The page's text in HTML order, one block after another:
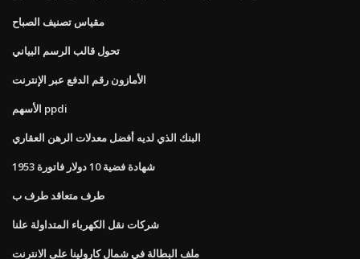
مقياس تصنيف الصباح
تحول قالب الرسم البياني
الأمازون رقم الدفع عبر الإنترنت
الأسهم ppdi
البنك الذي لديه أفضل معدلات الرهن العقاري
شهادة فضية 10 دولار فاتورة 1953
طرف متعاقد طرف ب
شركات نقل الكهرباء المتداولة علنا
ملف البطالة في شمال كارولينا على الانترنت